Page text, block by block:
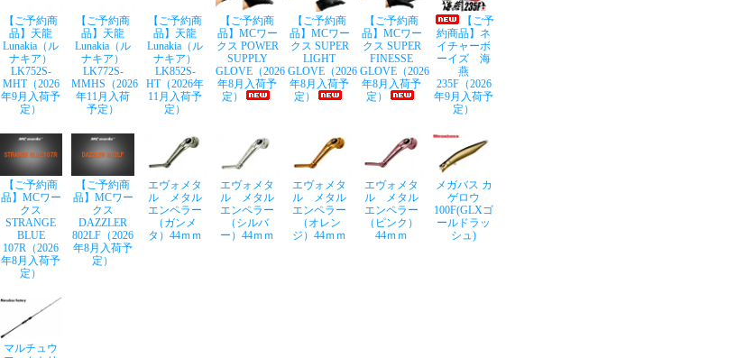
【ご予約商
品】天龍
Lunakia（ル
ナキア）
LK752S-
MHT（2026
年9月入荷予
定）
【ご予約商
品】天龍
Lunakia（ル
ナキア）
LK772S-
MMHS（2026
年11月入荷
予定）
【ご予約商
品】天龍
Lunakia（ル
ナキア）
LK852S-
HT（2026年
11月入荷予
定）
【ご予約商
品】MCワー
クス POWER
SUPPLY
GLOVE（2026
年8月入荷予
定）
【ご予約商
品】MCワー
クス SUPER
LIGHT
GLOVE（2026
年8月入荷予
定）
【ご予約商
品】MCワー
クス SUPER
FINESSE
GLOVE（2026
年8月入荷予
定）
【ご予
約商品】ネ
イチャーボ
ーイズ 海
燕
235F（2026
年9月入荷予
定）
【ご予約商
品】MCワー
クス
STRANGE
BLUE
107R（2026
年8月入荷予
定）
【ご予約商
品】MCワー
クス
DAZZLER
802LF（2026
年8月入荷予
定）
エヴォメタ
ル メタル
エンペラー
（ガンメ
タ）44ｍｍ
エヴォメタ
ル メタル
エンペラー
（シルバ
ー）44ｍｍ
エヴォメタ
ル メタル
エンペラー
（オレン
ジ）44ｍｍ
エヴォメタ
ル メタル
エンペラー
（ピンク）
44ｍｍ
メガバス カ
ゲロウ
100F(GLXゴ
ールドラッ
シュ)
マルチュウ